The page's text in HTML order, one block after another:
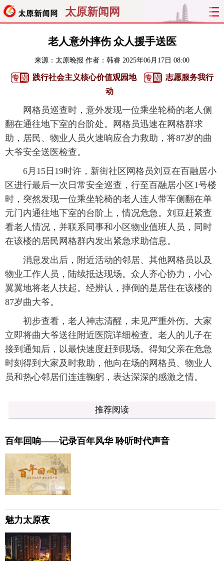
太原新闻网
聚焦 太原
经济 关注 文明 出行
旅游 理财 政务 教育
看天下 晋月读 最太原 网罗民生
老人意外摔伤 众人援手送医
来源： 太原晚报 作者：韩睿 2025年06月17日 08:00
践行社会主义核心价值观园地
志愿服务我行
动
网格员巡查时，意外发现一位乘坐轮椅的老人侧
翻在通往地下室的台阶处。网格员迅速在网格群求
助，居民、物业人员火速响应合力救助，将87岁的曲
大爷安全送医检查。
6月15日19时许，新街社区网格员刘豆在百融居小
区进行最后一次日常安全巡查，行至百融居小区1号楼
时，突然发现一位乘坐轮椅的老人连人带车侧翻在单
元门内通往地下室的台阶上，情况危急。刘豆赶紧查
看老人情况，并联系同事和小区物业值班人员，同时
在该楼的居民网格群内发出紧急求助信息。
消息发出后，附近活动的邻居、其他网格员以及
物业工作人员，陆续抵达现场。众人齐心协力，小心
翼翼地将老人扶起。经辨认，摔倒的是居住在该楼的
87岁曲大爷。
初步查看，老人神志清醒，未见严重外伤。大家
立即将曲大爷送往附近医院详细检查。老人的儿子在
接到通知后，以最快速度赶到现场。得知父亲在危急
时刻得到大家及时救助，他向在场的网格员、物业人
员和热心邻居们连连鞠躬，表达深深的感激之情。
推荐阅读
百年回响——记录百年风华 聆听时代声音
魅力太原夜